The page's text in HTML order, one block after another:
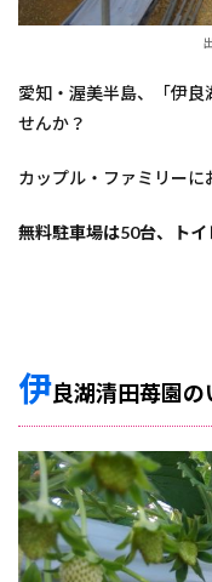
愛知・渥美半島、「伊良
せんか？
カップル・ファミリーに
無料駐車場は50台、トイ
伊良湖清田苺園